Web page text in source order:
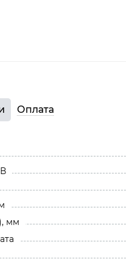
Оплата
мм